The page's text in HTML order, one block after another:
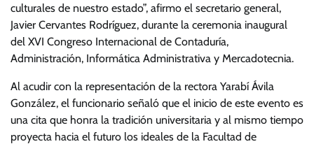
culturales de nuestro estado”, afirmo el secretario general,
Javier Cervantes Rodríguez, durante la ceremonia inaugural
del XVI Congreso Internacional de Contaduría,
Administración, Informática Administrativa y Mercadotecnia.
Al acudir con la representación de la rectora Yarabí Ávila
González, el funcionario señaló que el inicio de este evento es
una cita que honra la tradición universitaria y al mismo tiempo
proyecta hacia el futuro los ideales de la Facultad de